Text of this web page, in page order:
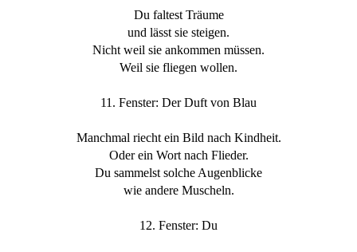
Du faltest Träume
und lässt sie steigen.
Nicht weil sie ankommen müssen.
Weil sie fliegen wollen.
11. Fenster: Der Duft von Blau
Manchmal riecht ein Bild nach Kindheit.
Oder ein Wort nach Flieder.
Du sammelst solche Augenblicke
wie andere Muscheln.
12. Fenster: Du